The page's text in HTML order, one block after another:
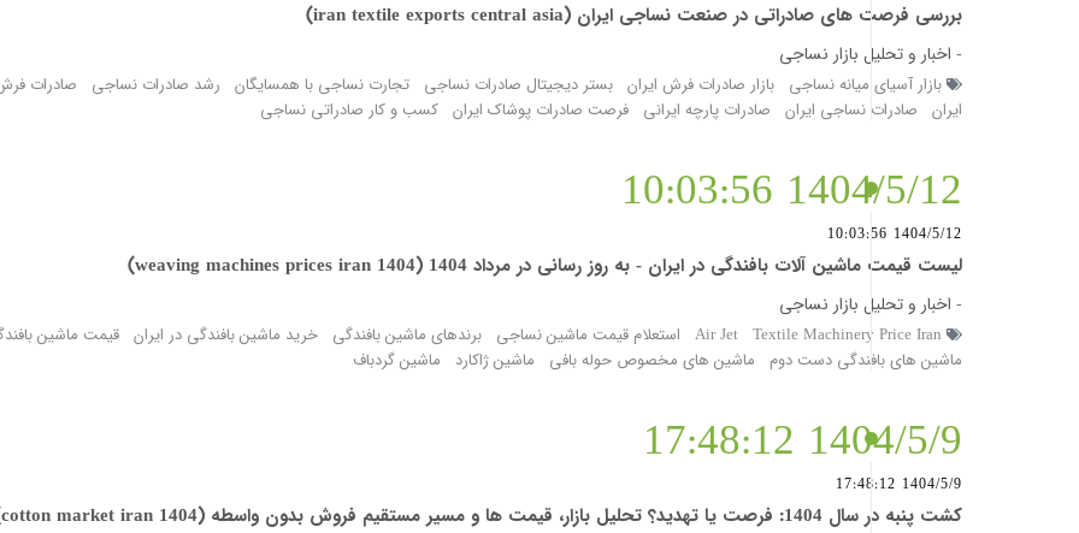
بررسی فرصت های صادراتی در صنعت نساجی ایران (iran textile exports central asia)
- اخبار و تحلیل بازار نساجی
بازار آسیای میانه نساجی بازار صادرات فرش ایران بستر دیجیتال صادرات نساجی تجارت نساجی با همسایگان رشد صادرات نساجی
صادرات
ایران
صادرات نساجی ایران صادرات پارچه ایرانی فرصت صادرات پوشاک ایران کسب و کار صادراتی نساجی
1404/5/12 10:03:56
1404/5/12 10:03:56
لیست قیمت ماشین آلات بافندگی در ایران - به روز رسانی در مرداد 1404 (weaving machines prices iran 1404)
- اخبار و تحلیل بازار نساجی
Air Jet Textile Machinery Price Iran استعلام قیمت ماشین نساجی برندهای ماشین بافندگی خرید ماشین بافندگی در ایران قیمت ماشین
ماشین های بافندگی دست دوم
ماشین های مخصوص حوله بافی ماشین ژاکارد ماشین گردباف
1404/5/9 17:48:12
1404/5/9 17:48:12
کشت پنبه در سال 1404: فرصت یا تهدید؟ تحلیل بازار، قیمت ها و مسیر مستقیم فروش بدون واسطه (cotton market iran 1404)